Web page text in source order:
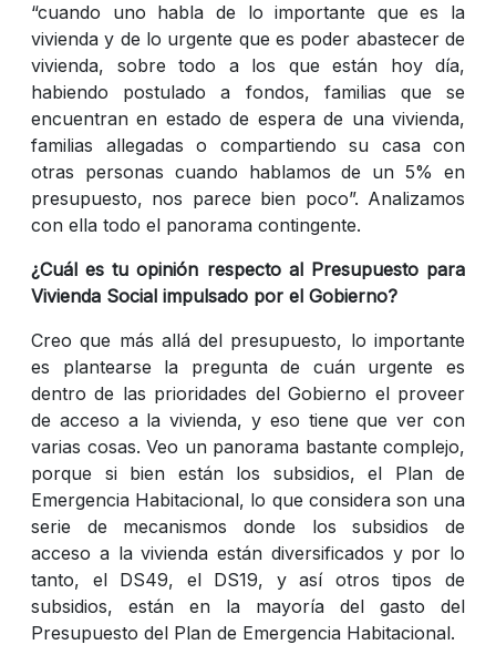
“cuando uno habla de lo importante que es la
vivienda y de lo urgente que es poder abastecer de
vivienda, sobre todo a los que están hoy día,
habiendo postulado a fondos, familias que se
encuentran en estado de espera de una vivienda,
familias allegadas o compartiendo su casa con
otras personas cuando hablamos de un 5% en
presupuesto, nos parece bien poco”. Analizamos
con ella todo el panorama contingente.
¿Cuál es tu opinión respecto al Presupuesto para
Vivienda Social impulsado por el Gobierno?
Creo que más allá del presupuesto, lo importante
es plantearse la pregunta de cuán urgente es
dentro de las prioridades del Gobierno el proveer
de acceso a la vivienda, y eso tiene que ver con
varias cosas. Veo un panorama bastante complejo,
porque si bien están los subsidios, el Plan de
Emergencia Habitacional, lo que considera son una
serie de mecanismos donde los subsidios de
acceso a la vivienda están diversificados y por lo
tanto, el DS49, el DS19, y así otros tipos de
subsidios, están en la mayoría del gasto del
Presupuesto del Plan de Emergencia Habitacional.